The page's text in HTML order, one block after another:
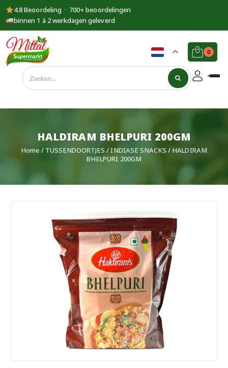
4.8 Beoordeling · 700+ beoordelingen
binnen 1 à 2 werkdagen geleverd
Supermarkt
Mittal
0
HALDIRAM BHELPURI 200GM
Home / TUSSENDOORTJES /INDIASE SNACKS / HALDIRAM
BHELPURI 200GM